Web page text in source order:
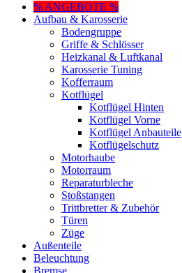
% ANGEBOTE %
Aufbau & Karosserie
Bodengruppe
Griffe & Schlösser
Heizkanal & Luftkanal
Karosserie Tuning
Kofferraum
Kotflügel
Kotflügel Hinten
Kotflügel Vorne
Kotflügel Anbauteile
Kotflügelschutz
Motorhaube
Motorraum
Reparaturbleche
Stoßstangen
Trittbretter & Zubehör
Türen
Züge
Außenteile
Beleuchtung
Bremse